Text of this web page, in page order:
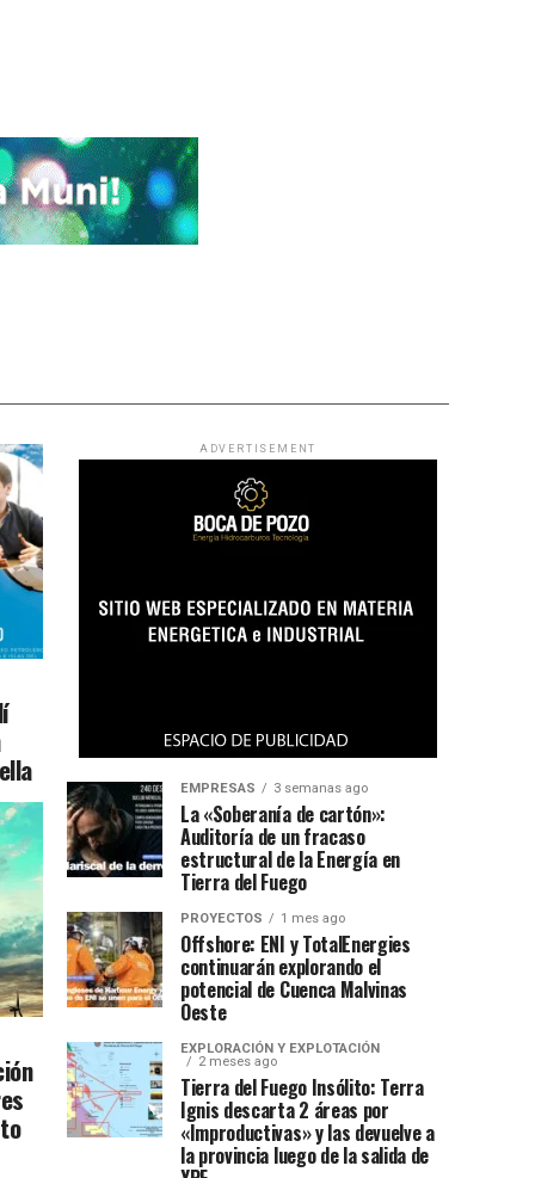
ADVERTISEMENT
EMPRESAS 3 semanas ago
La «Soberanía de cartón»:
Auditoría de un fracaso
estructural de la Energía en
Tierra del Fuego
PROYECTOS 1 mes ago
Offshore: ENI y TotalEnergies
continuarán explorando el
potencial de Cuenca Malvinas
Oeste
EXPLORACIÓN Y EXPLOTACIÓN
2 meses ago
Tierra del Fuego Insólito: Terra
Ignis descarta 2 áreas por
«Improductivas» y las devuelve a
la provincia luego de la salida de